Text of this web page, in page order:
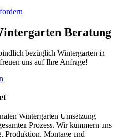
Beratung
bezüglich Wintergarten in
uns auf Ihre Anfrage!
Wintergarten Umsetzung
Prozess. Wir kümmern uns
Produktion, Montage und